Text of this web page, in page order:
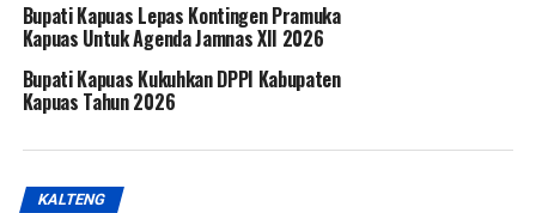
Bupati Kapuas Lepas Kontingen Pramuka
Kapuas Untuk Agenda Jamnas XII 2026
Bupati Kapuas Kukuhkan DPPI Kabupaten
Kapuas Tahun 2026
KALTENG